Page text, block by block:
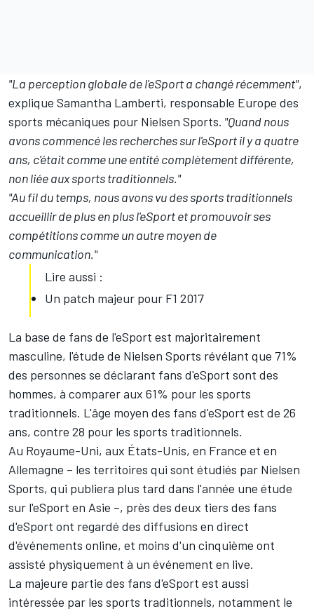
"La perception globale de l'eSport a changé récemment",
explique Samantha Lamberti, responsable Europe des
sports mécaniques pour Nielsen Sports. "Quand nous
avons commencé les recherches sur l'eSport il y a quatre
ans, c'était comme une entité complètement différente,
non liée aux sports traditionnels."
"Au fil du temps, nous avons vu des sports traditionnels
accueillir de plus en plus l'eSport et promouvoir ses
compétitions comme un autre moyen de
communication."
Lire aussi :
Un patch majeur pour F1 2017
La base de fans de l'eSport est majoritairement
masculine, l'étude de Nielsen Sports révélant que 71%
des personnes se déclarant fans d'eSport sont des
hommes, à comparer aux 61% pour les sports
traditionnels. L'âge moyen des fans d'eSport est de 26
ans, contre 28 pour les sports traditionnels.
Au Royaume-Uni, aux États-Unis, en France et en
Allemagne – les territoires qui sont étudiés par Nielsen
Sports, qui publiera plus tard dans l'année une étude
sur l'eSport en Asie –, près des deux tiers des fans
d'eSport ont regardé des diffusions en direct
d'événements online, et moins d'un cinquième ont
assisté physiquement à un événement en live.
La majeure partie des fans d'eSport est aussi
intéressée par les sports traditionnels, notamment le